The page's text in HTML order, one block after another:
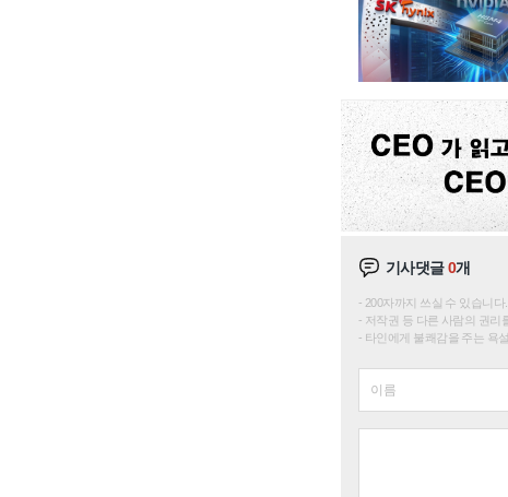
기사댓글0개
200자까지 쓰실 수 있습니다
저작권 등 다른 사람의 권리
타인에게 불쾌감을 주는 욕